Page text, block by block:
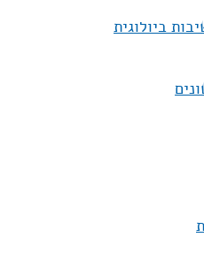
ביולוגית